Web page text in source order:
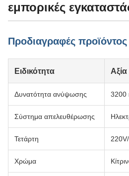
εμπορικές
Προδιαγραφές προϊόντος
Ειδικότητα Αξία
Δυνατότητα ανύψωσης 3200
Σύστημα απελευθέρωσης
Τετάρτη
Χρώμα